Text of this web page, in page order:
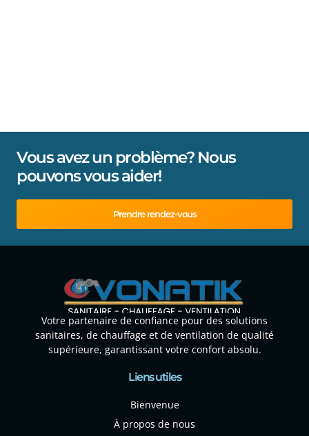
Vous avez un problème? Nous
pouvons vous aider!
Prendre rendez-vous
Votre partenaire de confiance pour des solutions
sanitaires, de chauffage et de ventilation de qualité
supérieure, garantissant votre confort absolu.
Liens utiles
Bienvenue
À propos de nous